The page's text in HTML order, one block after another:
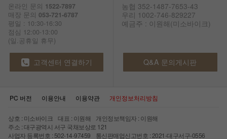
온라인 문의 1522-7897
매장 문의 053-721-6787
평일 : 10:30-16:30
점심 12:00-13:00
(일.공휴일 휴무)
농협 352-1487-7653-43
우리 1002-746-829227
예금주 : 이원해(미소바이크)
고객센터 연결하기 Q&A 문의게시판
PC 버전 이용안내 이용약관 개인정보처리방침
상호 : 미소바이크 대표 : 이원해 개인정보책임자 : 이원해
주소 : 대구광역시 서구 국채보상로 121
사업자 등록번호 : 502-14-97459 통신판매업신고번호 : 2021-대구서구-0556